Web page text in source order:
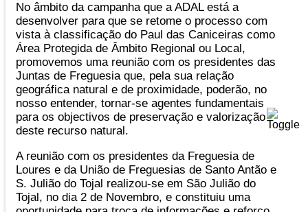
No âmbito da campanha que a ADAL está a
desenvolver para que se retome o processo com
vista à classificação do Paul das Caniceiras como
Área Protegida de Âmbito Regional ou Local,
promovemos uma reunião com os presidentes das
Juntas de Freguesia que, pela sua relação
geográfica natural e de proximidade, poderão, no
nosso entender, tornar-se agentes fundamentais
para os objectivos de preservação e valorização
deste recurso natural.
A reunião com os presidentes da Freguesia de
Loures e da União de Freguesias de Santo Antão e
S. Julião do Tojal realizou-se em São Julião do
Tojal, no dia 2 de Novembro, e constituiu uma